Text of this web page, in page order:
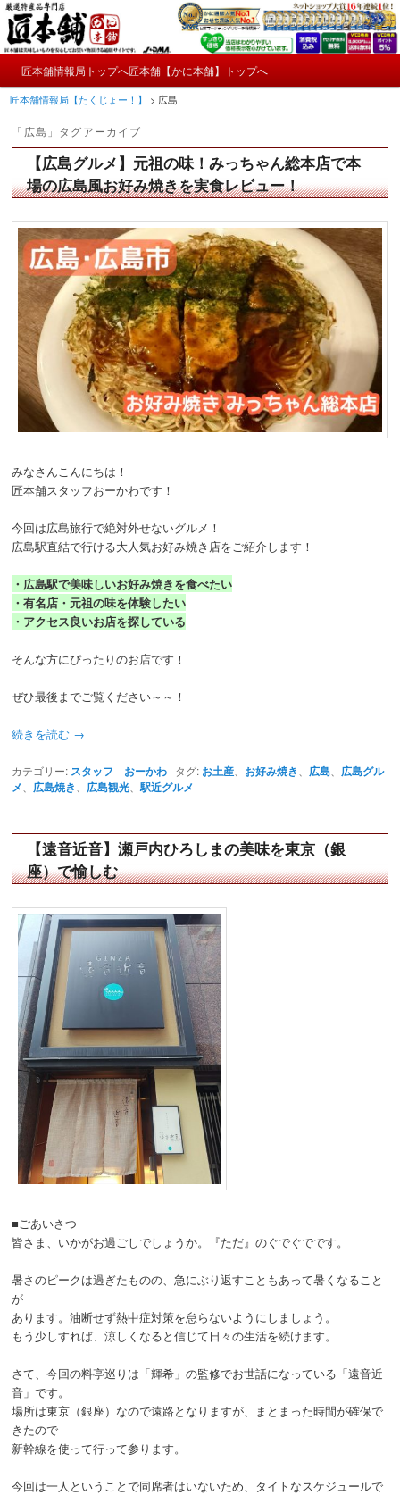
メ
イ
ン
ン
テ
サ
ブ
コ
テ
ン
匠本舗情報局【たくじょー！】
かにやおせちについてのおもしろ情報や興味深い記事をお届けします。
ン
メ
イ
ン
コ
テ
ン
ツ
へ
移
サ
ブ
コ
ン
ン
ツ
へ
移
動
匠本舗情報局トップへ匠本舗【かに本舗】トップへ
匠本舗情報局【たくじょー！】 > 広島
「 広島 」タグアーカイブ
【広島グルメ】元祖の味！みっちゃん総本店で本
場の広島風お好み焼きを実食レビュー！
みなさんこんにちは！
匠本舗スタッフおーかわです！
今回は広島旅行で絶対外せないグルメ！
広島駅直結で行ける大人気お好み焼き店をご紹介します！
・広島駅で美味しいお好み焼きを食べたい
・有名店・元祖の味を体験したい
・アクセス良いお店を探している
そんな方にぴったりのお店です！
ぜひ最後までご覧ください～～！
続きを読む →
カテゴリー: スタッフ おーかわ | タグ: お土産 お好み焼き 広島
広島グル
メ
広島焼き 広島観光 、駅近グルメ
【遠音近音】瀬戸内ひろしまの美味を東京（銀
座）で愉しむ
■ごあいさつ
皆さま、いかがお過ごしでしょうか。『ただ』のぐでぐでです。
暑さのピークは過ぎたものの、急にぶり返すこともあって暑くなること
が
あります。油断せず熱中症対策を怠らないようにしましょう。
もう少しすれば、涼しくなると信じて日々の生活を続けます。
さて、今回の料亭巡りは「輝希」の監修でお世話になっている「遠音近
音」です。
場所は東京（銀座）なので遠路となりますが、まとまった時間が確保で
きたので
新幹線を使って行って参ります。
今回は一人ということで同席者はいないため、タイトなスケジュールで